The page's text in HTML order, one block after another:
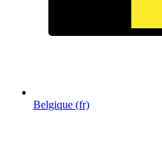
Belgique (fr)